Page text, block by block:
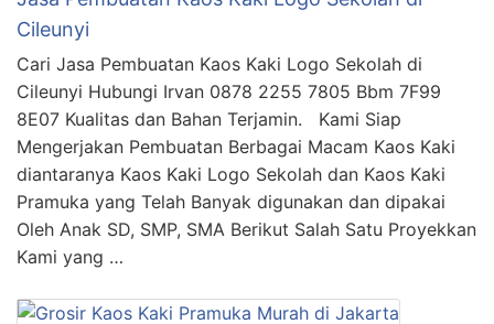
Cileunyi
Cari Jasa Pembuatan Kaos Kaki Logo Sekolah di
Cileunyi Hubungi Irvan 0878 2255 7805 Bbm 7F99
8E07 Kualitas dan Bahan Terjamin. Kami Siap
Mengerjakan Pembuatan Berbagai Macam Kaos Kaki
diantaranya Kaos Kaki Logo Sekolah dan Kaos Kaki
Pramuka yang Telah Banyak digunakan dan dipakai
Oleh Anak SD, SMP, SMA Berikut Salah Satu Proyekkan
Kami yang …